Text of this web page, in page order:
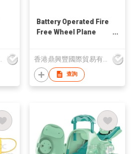
Battery Operated Fire
Free Wheel Plane
查詢